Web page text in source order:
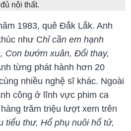
đủ nội thất.
1983, quê Đắk Lắk. Anh
như Chỉ cần em hạnh
Con bướm xuân, Đổi thay,
từng phát hành hơn 20
nhiều nghệ sĩ khác. Ngoài
công ở lĩnh vực phim ca
trăm triệu lượt xem trên
tiểu thư, Hổ phụ nuôi hổ tử,